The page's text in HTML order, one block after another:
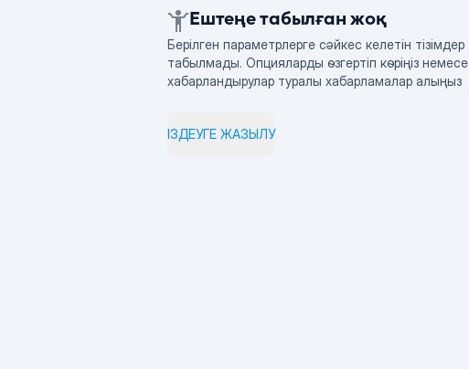
Ештеңе табылған жоқ
Берілген параметрлерге сәйкес келетін тізімдер
табылмады. Опцияларды өзгертіп көріңіз немесе
хабарландырулар туралы хабарламалар алыңыз
ІЗДЕУГЕ ЖАЗЫЛУ